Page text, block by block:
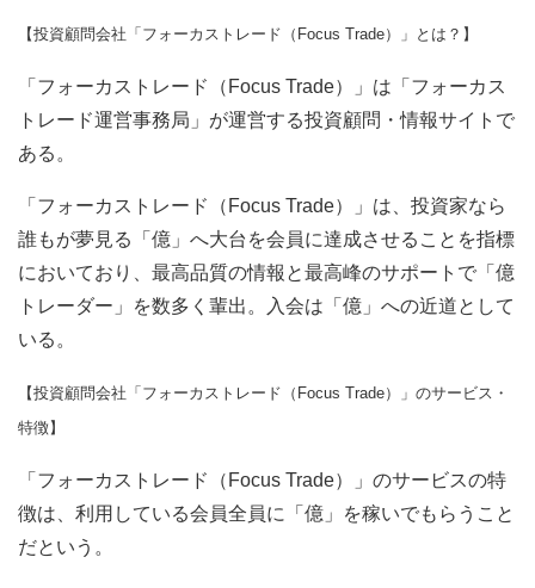
【投資顧問会社「フォーカストレード（Focus Trade）」とは？】
「フォーカストレード（Focus Trade）」は「フォーカス
トレード運営事務局」が運営する投資顧問・情報サイトで
ある。
「フォーカストレード（Focus Trade）」は、投資家なら
誰もが夢見る「億」へ大台を会員に達成させることを指標
においており、最高品質の情報と最高峰のサポートで「億
トレーダー」を数多く輩出。入会は「億」への近道として
いる。
【投資顧問会社「フォーカストレード（Focus Trade）」のサービス・
特徴】
「フォーカストレード（Focus Trade）」のサービスの特
徴は、利用している会員全員に「億」を稼いでもらうこと
だという。